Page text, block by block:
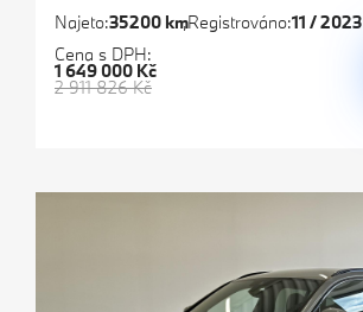
Najeto:35200 kmRegistrováno:11 / 2023
Cena s DPH:
2 911 826 Kč
1 649 000 Kč